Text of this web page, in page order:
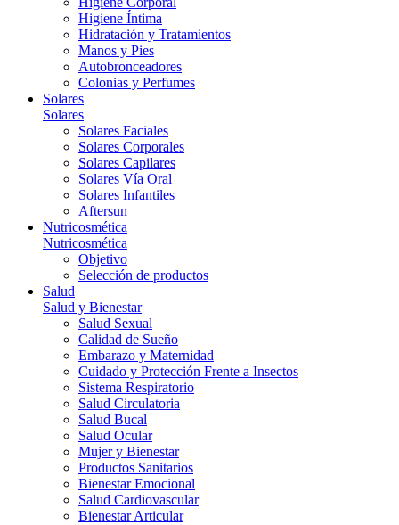
Higiene Íntima
Hidratación y Tratamientos
Manos y Pies
Autobronceadores
Colonias y Perfumes
Solares
Solares
Solares Faciales
Solares Corporales
Solares Capilares
Solares Vía Oral
Solares Infantiles
Aftersun
Nutricosmética
Nutricosmética
Objetivo
Selección de productos
Salud
Salud y Bienestar
Salud Sexual
Calidad de Sueño
Embarazo y Maternidad
Cuidado y Protección Frente a Insectos
Sistema Respiratorio
Salud Circulatoria
Salud Bucal
Salud Ocular
Mujer y Bienestar
Productos Sanitarios
Bienestar Emocional
Salud Cardiovascular
Bienestar Articular